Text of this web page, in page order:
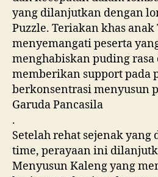
yang dilanjutkan dengan
Puzzle. Teriakan khas
menyemangati peserta
menghabiskan puding
memberikan support pada
berkonsentrasi menyusun
Garuda Pancasila
.
Setelah rehat sejenak yang
time, perayaan ini
Menyusun Kaleng yang